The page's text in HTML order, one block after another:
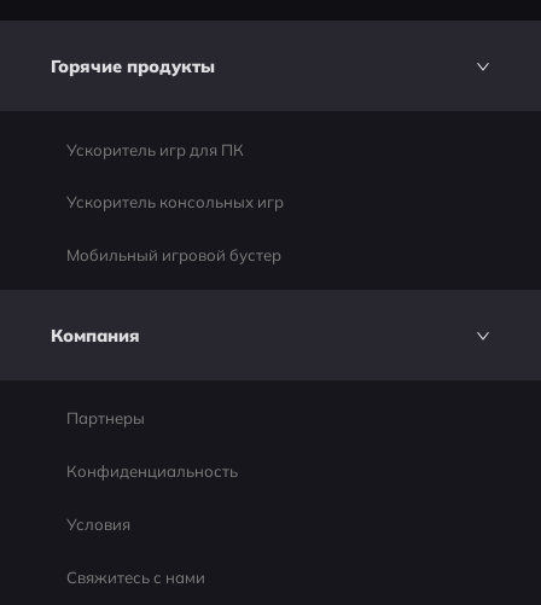
Горячие продукты
Ускоритель игр для ПК
Ускоритель консольных игр
Мобильный игровой бустер
Компания
Партнеры
Конфиденциальность
Условия
Свяжитесь с нами